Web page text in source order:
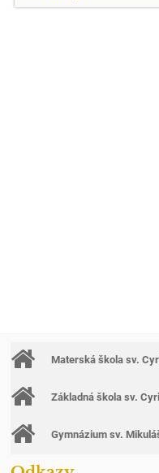
Materská škola sv.
Základná škola sv.
Gymnázium sv.